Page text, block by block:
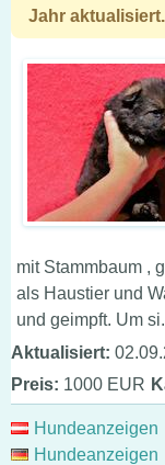
Jahr aktualisiert.
mit Stammbaum ,
als Haustier und
und geimpft. Um
Aktualisiert:
Preis: 1000 EUR
Hundeanzeigen
Hundeanzeigen